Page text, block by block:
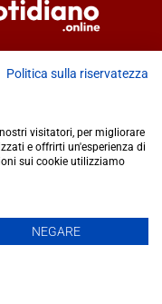
Falci
registrata
2024 del 17/07/2024 |
Politica sulla riservatezza
visitatori, per migliorare
e offrirti un'esperienza di
sui cookie utilizziamo
NEGARE